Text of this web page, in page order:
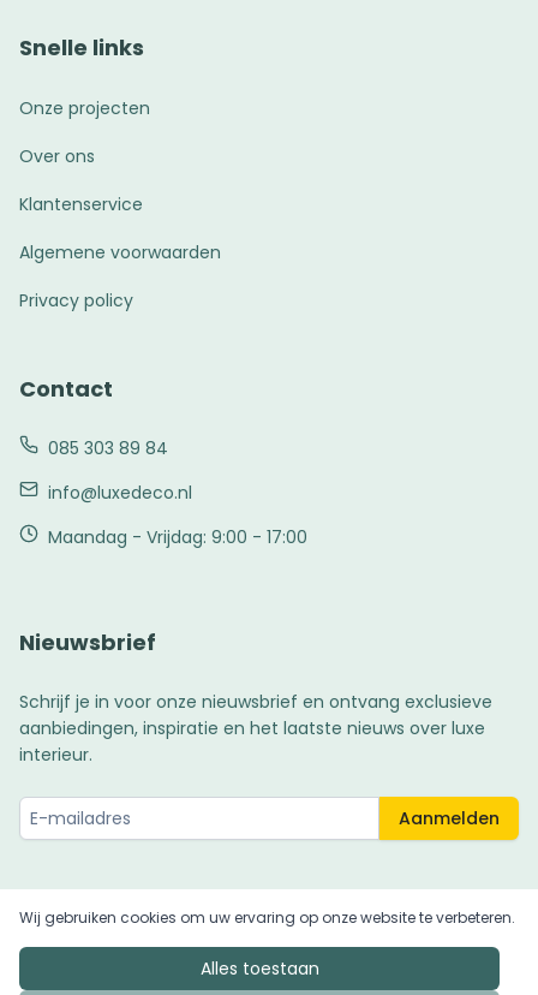
Wij gebruiken cookies om uw ervaring op onze website te verbeteren.
Alles toestaan
Snelle links
Onze projecten
Over ons
Klantenservice
Algemene voorwaarden
Privacy policy
Contact
085 303 89 84
info@luxedeco.nl
Maandag - Vrijdag: 9:00 - 17:00
Nieuwsbrief
Schrijf je in voor onze nieuwsbrief en ontvang exclusieve
aanbiedingen, inspiratie en het laatste nieuws over luxe
interieur.
Aanmelden
© 2025 LuxeDeco. Alle rechten voorbehouden.